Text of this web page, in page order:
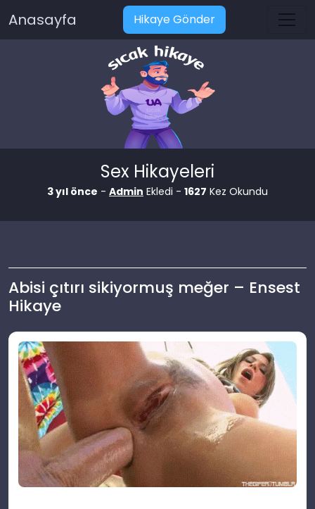
Anasayfa Hikaye Gönder
Sex Hikayeleri
3 yıl önce - Admin Ekledi - 1627 Kez Okundu
Abisi çıtırı sikiyormuş meğer – Ensest
Hikaye